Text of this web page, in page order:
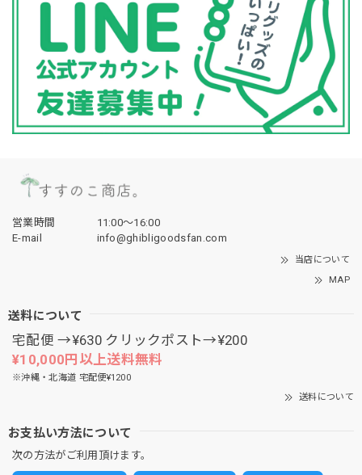
営業時間
11:00〜16:00
E-mail
info@ghibligoodsfan.com
当店について
MAP
送料について
宅配便 →¥630 クリックポスト→¥200
¥10,000円以上送料無料
※沖縄・北海道 宅配便¥1200
送料について
お支払い方法について
次の方法がご利用頂けます。